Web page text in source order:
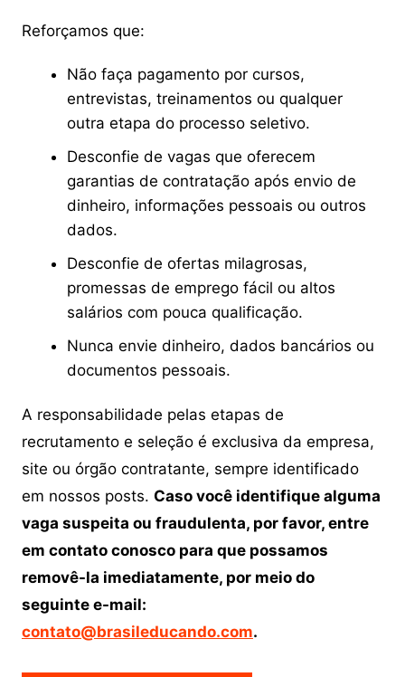
Reforçamos que:
Não faça pagamento por cursos,
entrevistas, treinamentos ou qualquer
outra etapa do processo seletivo.
Desconfie de vagas que oferecem
garantias de contratação após envio de
dinheiro, informações pessoais ou outros
dados.
Desconfie de ofertas milagrosas,
promessas de emprego fácil ou altos
salários com pouca qualificação.
Nunca envie dinheiro, dados bancários ou
documentos pessoais.
A responsabilidade pelas etapas de
recrutamento e seleção é exclusiva da empresa,
site ou órgão contratante, sempre identificado
em nossos posts. Caso você identifique alguma
vaga suspeita ou fraudulenta, por favor, entre
em contato conosco para que possamos
removê-la imediatamente, por meio do
seguinte e-mail:
contato@brasileducando.com.